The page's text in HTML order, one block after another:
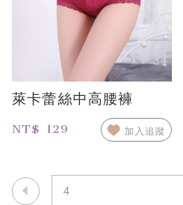
萊卡蕾絲中高腰褲
NT$ 129 加入追蹤